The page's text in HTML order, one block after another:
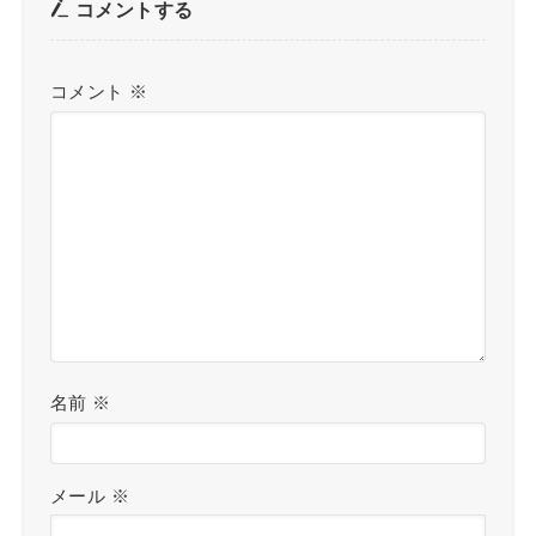
コメントする
コメント ※
名前 ※
メール ※